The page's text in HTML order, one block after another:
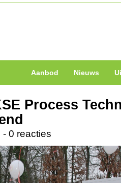
Aanbod Nieuws
Process
0 reacties